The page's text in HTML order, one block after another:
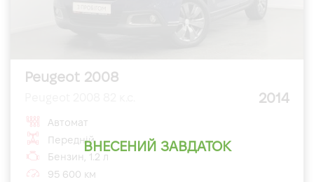
ВНЕСЕНИЙ ЗАВДАТОК
Peugeot 2008
2014
Автомат
Передній
Бензин, 1.2 л
95 600 км